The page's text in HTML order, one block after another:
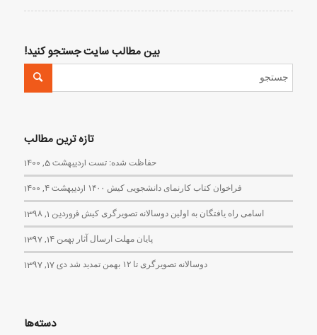
بین مطالب سایت جستجو کنید!
تازه ترین مطالب
حفاظت شده: تست اردیبهشت 5, 1400
فراخوان کتاب کارنمای دانشجویی کیش ۱۴۰۰ اردیبهشت 4, 1400
اسامی راه یافتگان به اولین دوسالانه تصویرگری کیش فروردین 1, 1398
پایان مهلت ارسال آثار بهمن 14, 1397
دوسالانه تصویرگری تا ۱۲ بهمن تمدید شد دی 17, 1397
دسته‌ها